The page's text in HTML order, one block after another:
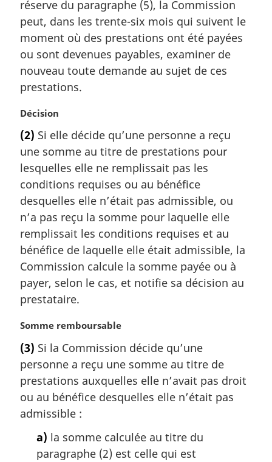
e
m
a
g
i
n
l
:
réserve du paragraphe (5), la Commission
peut, dans les trente-six mois qui suivent le
moment où des prestations ont été payées
ou sont devenues payables, examiner de
nouveau toute demande au sujet de ces
prestations.
N
t
e
m
a
g
i
n
a
l
e
:
Décision
(2) Si elle décide qu’une personne a reçu
une somme au titre de prestations pour
lesquelles elle ne remplissait pas les
conditions requises ou au bénéfice
desquelles elle n’était pas admissible, ou
n’a pas reçu la somme pour laquelle elle
remplissait les conditions requises et au
bénéfice de laquelle elle était admissible, la
Commission calcule la somme payée ou à
payer, selon le cas, et notifie sa décision au
prestataire.
N
t
e
m
r
g
Somme remboursable
(3) Si la Commission décide qu’une
personne a reçu une somme au titre de
prestations auxquelles elle n’avait pas droit
ou au bénéfice desquelles elle n’était pas
admissible :
a) la somme calculée au titre du
paragraphe (2) est celle qui est